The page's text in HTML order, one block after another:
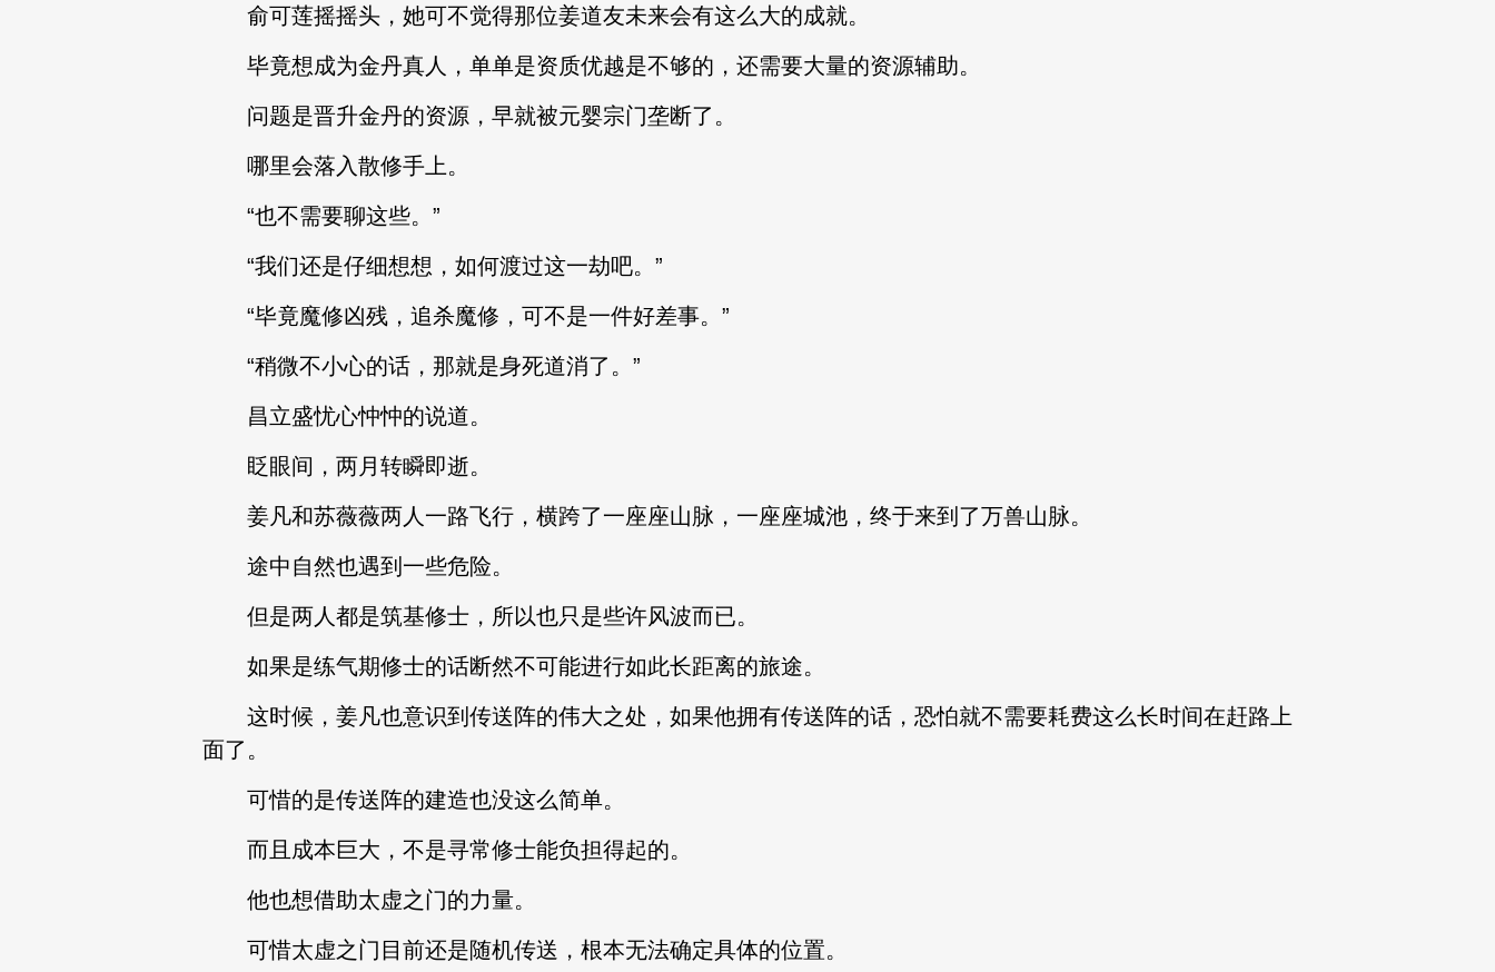
俞可莲摇摇头，她可不觉得那位姜道友未来会有这么大的成就。
毕竟想成为金丹真人，单单是资质优越是不够的，还需要大量的资源辅助。
问题是晋升金丹的资源，早就被元婴宗门垄断了。
哪里会落入散修手上。
“也不需要聊这些。”
“我们还是仔细想想，如何渡过这一劫吧。”
“毕竟魔修凶残，追杀魔修，可不是一件好差事。”
“稍微不小心的话，那就是身死道消了。”
昌立盛忧心忡忡的说道。
眨眼间，两月转瞬即逝。
姜凡和苏薇薇两人一路飞行，横跨了一座座山脉，一座座城池，终于来到了万兽山脉。
途中自然也遇到一些危险。
但是两人都是筑基修士，所以也只是些许风波而已。
如果是练气期修士的话断然不可能进行如此长距离的旅途。
这时候，姜凡也意识到传送阵的伟大之处，如果他拥有传送阵的话，恐怕就不需要耗费这么长时间在赶路上
面了。
可惜的是传送阵的建造也没这么简单。
而且成本巨大，不是寻常修士能负担得起的。
他也想借助太虚之门的力量。
可惜太虚之门目前还是随机传送，根本无法确定具体的位置。